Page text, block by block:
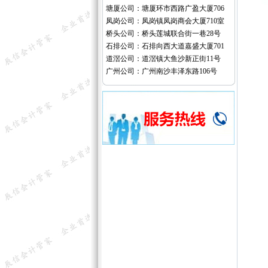
塘厦公司：塘厦环市西路广盈大厦706
凤岗公司：凤岗镇凤岗商会大厦710室
桥头公司：桥头莲城联合街一巷28号
石排公司：石排向西大道嘉盛大厦701
道滘公司：道滘镇大鱼沙新正街11号
广州公司：广州南沙丰泽东路106号